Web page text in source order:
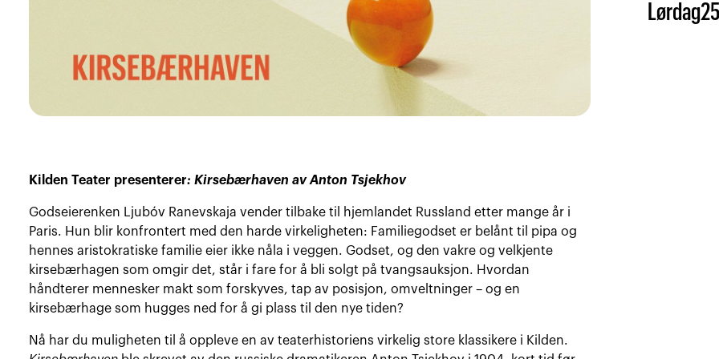
Lørdag25
Kilden Teater presenterer: Kirsebærhaven av Anton Tsjekhov
Godseierenken Ljubóv Ranevskaja vender tilbake til hjemlandet Russland etter mange år i
Paris. Hun blir konfrontert med den harde virkeligheten: Familiegodset er belånt til pipa og
hennes aristokratiske familie eier ikke nåla i veggen. Godset, og den vakre og velkjente
kirsebærhagen som omgir det, står i fare for å bli solgt på tvangsauksjon. Hvordan
håndterer mennesker makt som forskyves, tap av posisjon, omveltninger – og en
kirsebærhage som hugges ned for å gi plass til den nye tiden?
Nå har du muligheten til å oppleve en av teaterhistoriens virkelig store klassikere i Kilden.